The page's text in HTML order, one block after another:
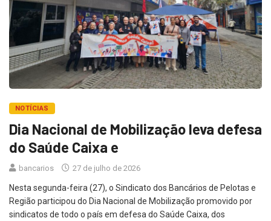
NOTÍCIAS
Dia Nacional de Mobilização leva defesa
do Saúde Caixa e
bancarios 27 de julho de 2026
Nesta segunda-feira (27), o Sindicato dos Bancários de Pelotas e
Região participou do Dia Nacional de Mobilização promovido por
sindicatos de todo o país em defesa do Saúde Caixa, dos